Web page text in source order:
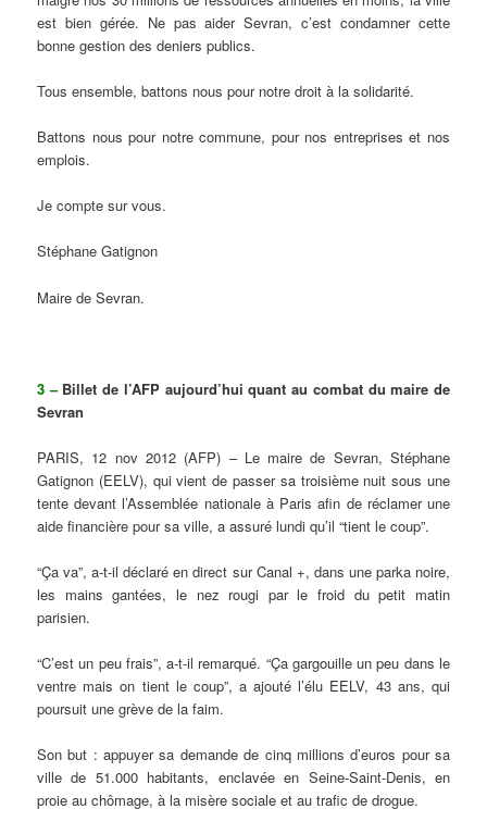
est bien gérée. Ne pas aider Sevran, c’est condamner cette
bonne gestion des deniers publics.
Tous ensemble, battons nous pour notre droit à la solidarité.
Battons nous pour notre commune, pour nos entreprises et nos
emplois.
Je compte sur vous.
Stéphane Gatignon
Maire de Sevran.
3 –Billet de l’AFP aujourd’hui quant au combat du maire de
Sevran
PARIS, 12 nov 2012 (AFP) – Le maire de Sevran, Stéphane
Gatignon (EELV), qui vient de passer sa troisième nuit sous une
tente devant l’Assemblée nationale à Paris afin de réclamer une
aide financière pour sa ville, a assuré lundi qu’il “tient le coup”.
“Ça va”, a-t-il déclaré en direct sur Canal +, dans une parka noire,
les mains gantées, le nez rougi par le froid du petit matin
parisien.
“C’est un peu frais”, a-t-il remarqué. “Ça gargouille un peu dans le
ventre mais on tient le coup”, a ajouté l’élu EELV, 43 ans, qui
poursuit une grève de la faim.
Son but : appuyer sa demande de cinq millions d’euros pour sa
ville de 51.000 habitants, enclavée en Seine-Saint-Denis, en
proie au chômage, à la misère sociale et au trafic de drogue.